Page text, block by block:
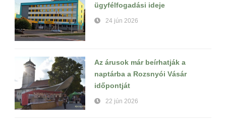
ügyfélfogadási ideje
24 jún 2026
Az árusok már beírhatják a
naptárba a Rozsnyói Vásár
időpontját
22 jún 2026